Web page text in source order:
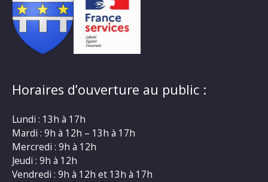
Horaires d’ouverture au public :
Lundi : 13h à 17h
Mardi : 9h à 12h – 13h à 17h
Mercredi : 9h à 12h
Jeudi : 9h à 12h
Vendredi : 9h à 12h et 13h à 17h